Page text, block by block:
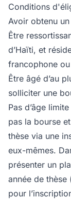
Conditions
Avoir obtenu
Être
d’Haïti, et
francophone
Être âgé d’au
solliciter une
Pas d’âge
pas la bourse
thèse via une
eux-mêmes.
présenter un
année de
pour